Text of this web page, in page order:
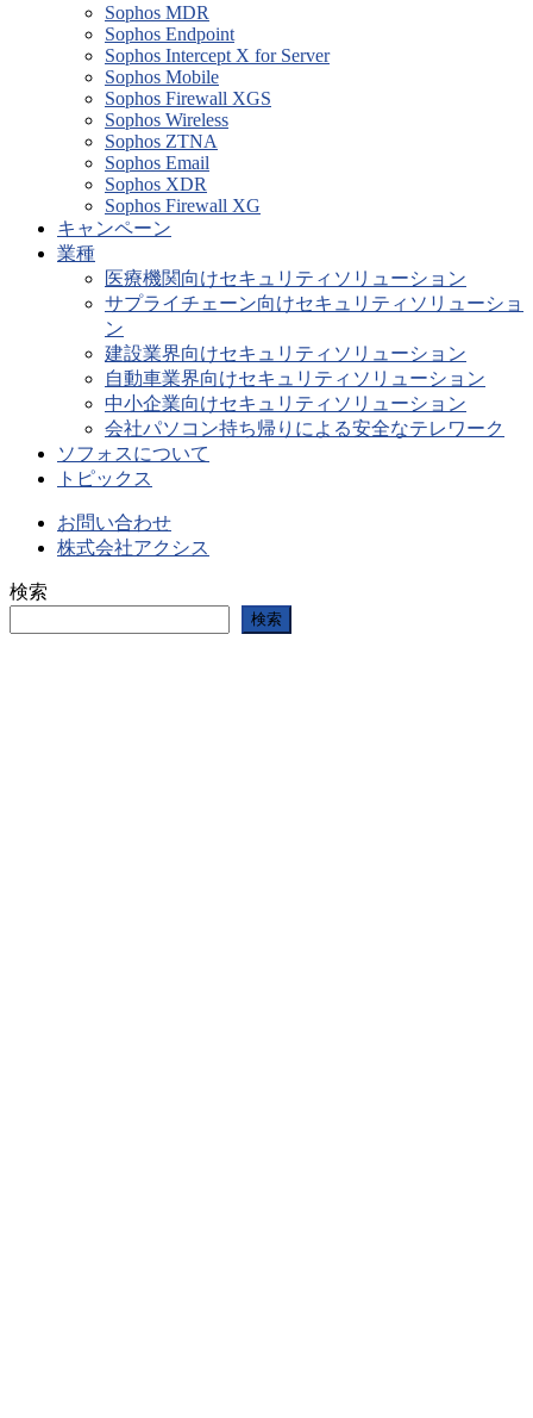
Sophos MDR
Sophos Endpoint
Sophos Intercept X for Server
Sophos Mobile
Sophos Firewall XGS
Sophos Wireless
Sophos ZTNA
Sophos Email
Sophos XDR
Sophos Firewall XG
キャンペーン
業種
医療機関向けセキュリティソリューション
サプライチェーン向けセキュリティソリューショ
ン
建設業界向けセキュリティソリューション
自動車業界向けセキュリティソリューション
中小企業向けセキュリティソリューション
会社パソコン持ち帰りによる安全なテレワーク
ソフォスについて
トピックス
お問い合わせ
株式会社アクシス
検索
検索